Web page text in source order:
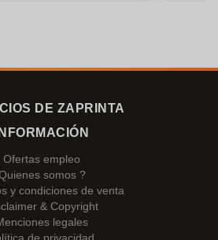
DE ZAPRINTA
INFORMACIÓN
Ofertas empleo
somos ?
y condiciones de venta
& Copyright
legales